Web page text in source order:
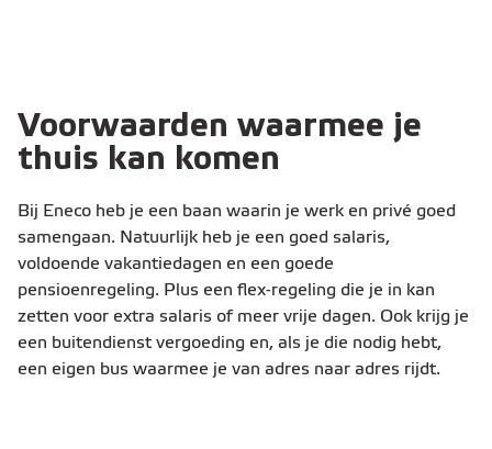
Voorwaarden waarmee je
thuis kan komen
Bij Eneco heb je een baan waarin je werk en privé goed
samengaan. Natuurlijk heb je een goed salaris,
voldoende vakantiedagen en een goede
pensioenregeling. Plus een flex-regeling die je in kan
zetten voor extra salaris of meer vrije dagen. Ook krijg je
een buitendienst vergoeding en, als je die nodig hebt,
een eigen bus waarmee je van adres naar adres rijdt.